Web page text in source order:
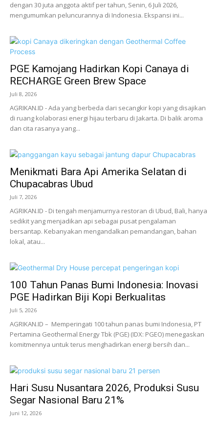
dengan 30 juta anggota aktif per tahun, Senin, 6 Juli 2026,
mengumumkan peluncurannya di Indonesia. Ekspansi ini...
PGE Kamojang Hadirkan Kopi Canaya di
RECHARGE Green Brew Space
Juli 8, 2026
AGRIKAN.ID - Ada yang berbeda dari secangkir kopi yang disajikan
di ruang kolaborasi energi hijau terbaru di Jakarta. Di balik aroma
dan cita rasanya yang...
Menikmati Bara Api Amerika Selatan di
Chupacabras Ubud
Juli 7, 2026
AGRIKAN.ID - Di tengah menjamurnya restoran di Ubud, Bali, hanya
sedikit yang menjadikan api sebagai pusat pengalaman
bersantap. Kebanyakan mengandalkan pemandangan, bahan
lokal, atau...
100 Tahun Panas Bumi Indonesia: Inovasi
PGE Hadirkan Biji Kopi Berkualitas
Juli 5, 2026
AGRIKAN.ID – Memperingati 100 tahun panas bumi Indonesia, PT
Pertamina Geothermal Energy Tbk (PGE) (IDX: PGEO) menegaskan
komitmennya untuk terus menghadirkan energi bersih dan...
Hari Susu Nusantara 2026, Produksi Susu
Segar Nasional Baru 21%
Juni 12, 2026